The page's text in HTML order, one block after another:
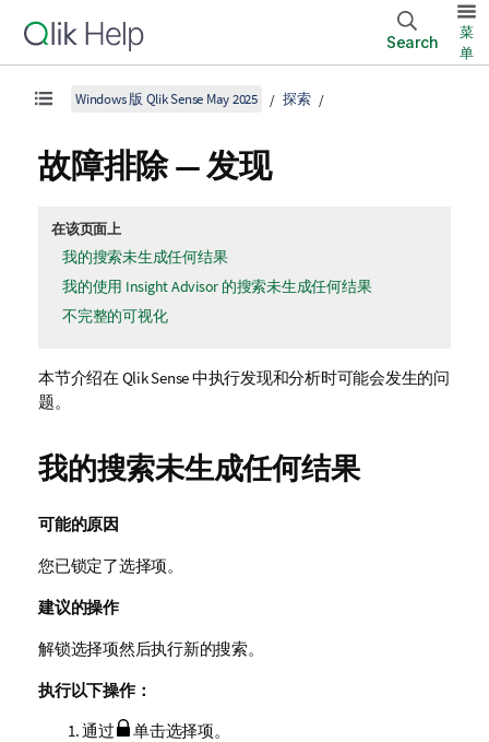
Search
菜
单
Windows 版 Qlik Sense May 2025 探索
故障排除 — 发现
在该页面上
我的搜索未生成任何结果
我的使用 Insight Advisor 的搜索未生成任何结果
不完整的可视化
本节介绍在 Qlik Sense中执行发现和分析时可能会发生的问
题。
我的搜索未生成任何结果
可能的原因
您已锁定了选择项。
建议的操作
解锁选择项然后执行新的搜索。
执行以下操作：
通过
单击选择项。